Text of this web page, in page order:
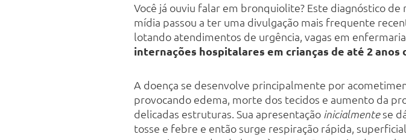
Você já ouviu falar em bronquiolite? Este diagnóstico
mídia passou a ter uma divulgação mais frequente
lotando atendimentos de urgência, vagas em
internações hospitalares em crianças de até 2
A doença se desenvolve principalmente por
provocando edema, morte dos tecidos e aumento da
delicadas estruturas. Sua apresentação inicialmentese
tosse e febre e então surge respiração rápida,